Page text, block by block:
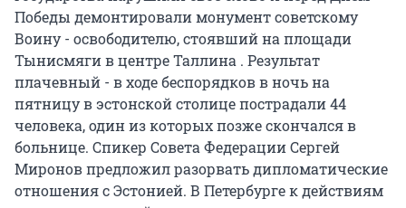
Победы демонтировали монумент советскому
Воину - освободителю, стоявший на площади
Тынисмяги в центре Таллина . Результат
плачевный - в ходе беспорядков в ночь на
пятницу в эстонской столице пострадали 44
человека, один из которых позже скончался в
больнице. Спикер Совета Федерации Сергей
Миронов предложил разорвать дипломатические
отношения с Эстонией. В Петербурге к действиям